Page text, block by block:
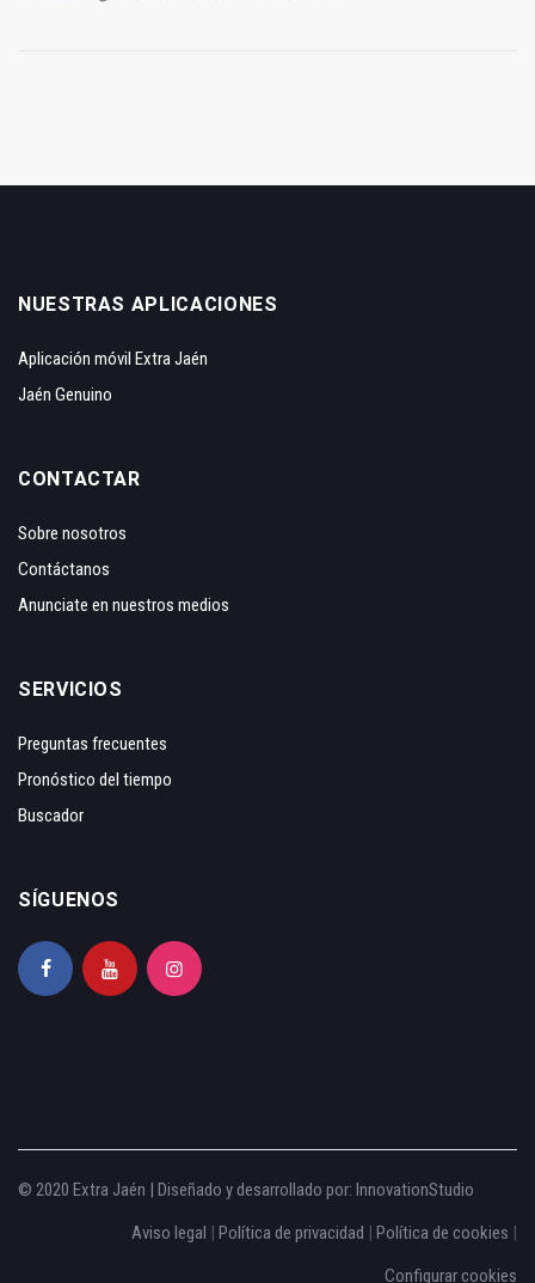
NUESTRAS APLICACIONES
Aplicación móvil Extra Jaén
Jaén Genuino
CONTACTAR
Sobre nosotros
Contáctanos
Anunciate en nuestros medios
SERVICIOS
Preguntas frecuentes
Pronóstico del tiempo
Buscador
SÍGUENOS
© 2020 Extra Jaén | Diseñado y desarrollado por: InnovationStudio
Aviso legal | Política de privacidad | Política de cookies |
Configurar cookies